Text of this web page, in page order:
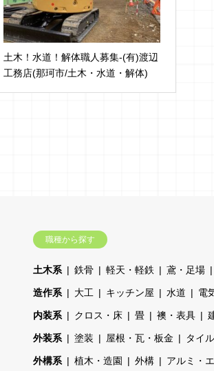
土木！水道！解体職人募集-(有)渡辺
工務店(那珂市/土木・水道・解体)
職種から探す
土木系 鉄骨 軽天・軽鉄 鳶・足場
造作系 大工 キッチン屋 水道 電
内装系 クロス・床 畳 襖・表具
外装系 塗装 屋根・瓦・板金 タイ
外構系 植木・造園 外構 アルミ・